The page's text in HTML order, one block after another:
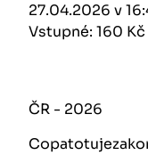
27.04.2026 v
Vstupné: 160 Kč
ČR - 2026